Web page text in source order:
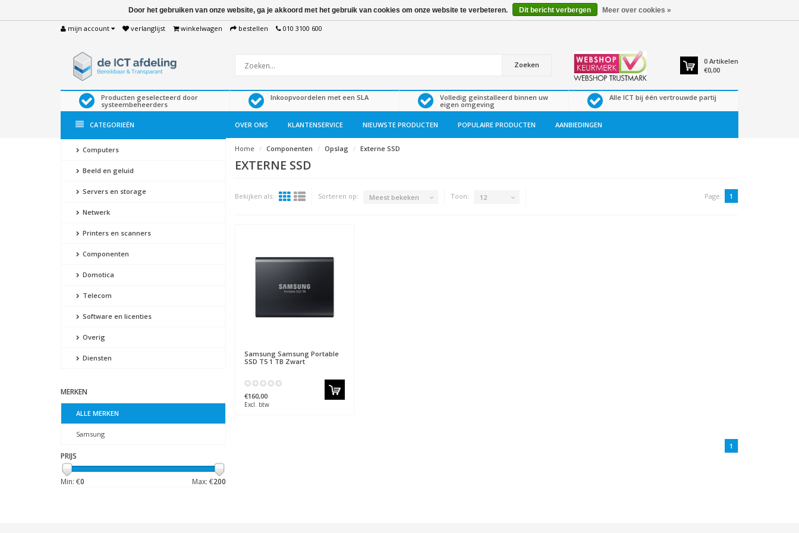
mijn account verlanglijst winkelwagen bestellen 010 3100 600
Zoeken 0 Artikelen
€0,00
Producten geselecteerd door
systeembeheerders
Inkoopvoordelen met een SLA
Volledig geïnstalleerd binnen uw
eigen omgeving
Alle ICT bij één vertrouwde partij
CATEGORIEËN OVER ONS KLANTENSERVICE NIEUWSTE PRODUCTEN POPULAIRE PRODUCTEN AANBIEDINGEN
Computers
Beeld en geluid
Servers en storage
Netwerk
Printers en scanners
Componenten
Domotica
Telecom
Software en licenties
Overig
Diensten
MERKEN
ALLE MERKEN
Samsung
PRIJS
Min: €0 Max: €200
Home Componenten Opslag Externe SSD
EXTERNE SSD
Bekijken als: Sorteren op: Meest bekeken Toon: 12 Page: 1
SamsungSamsung Portable
SSD T5 1 TB Zwart
€160,00
Excl. btw
1
Door het gebruiken van onze website, ga je akkoord met het gebruik van cookies om onze website te verbeteren. Dit bericht verbergen Meer over cookies »